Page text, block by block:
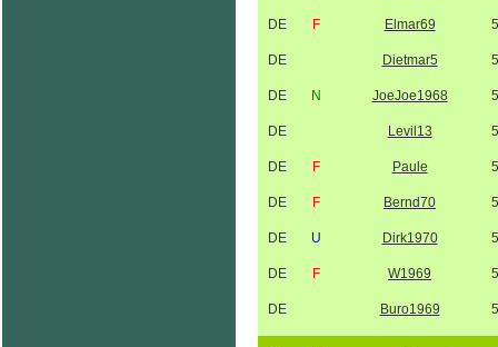
DE F Elmar69
DE Dietmar5
DE N JoeJoe1968
DE Levil13
DE F Paule
DE F Bernd70
DE U Dirk1970
DE F W1969
DE Buro1969